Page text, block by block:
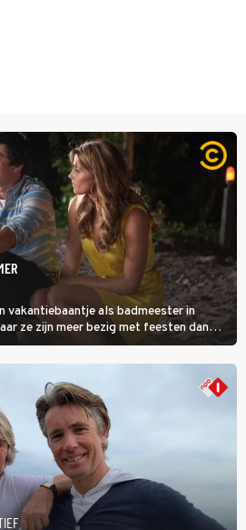
vakantiebaantje als badmeester in
ze zijn meer bezig met feesten dan